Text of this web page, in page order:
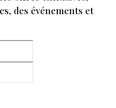
des événements et